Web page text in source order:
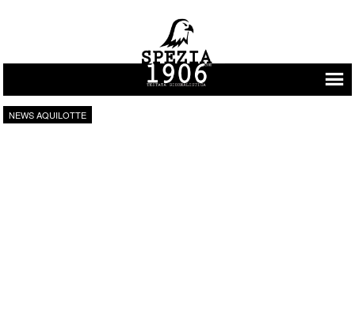
Vai al contenuto
NEWS AQUILOTTE